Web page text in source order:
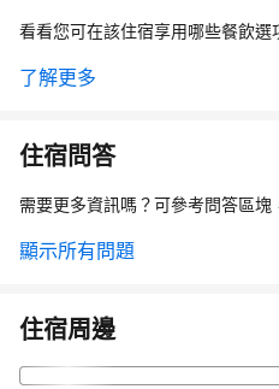
看看您可在該住宿享用哪些餐飲選
了解更多
住宿問答
需要更多資訊嗎？可參考問答區塊
顯示所有問題
住宿周邊